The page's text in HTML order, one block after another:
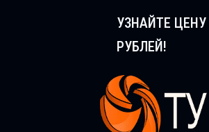
УЗНАЙТЕ
РУБЛЕЙ!